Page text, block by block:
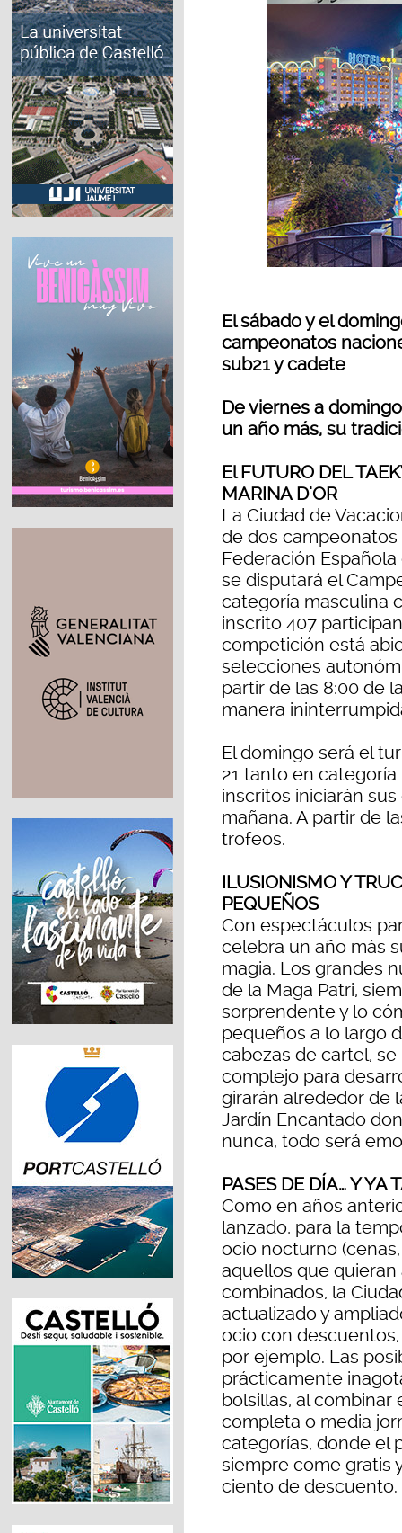
El sábado y el
campeonatos
sub21 y cadete
De viernes a
un año más, su
El FUTURO DEL
MARINA D’OR
La Ciudad de
de dos campeonatos
Federación
se disputará el
categoría masculina
inscrito 407
competición está
selecciones
partir de las 8:00 de
manera
El domingo será el
21 tanto en
inscritos iniciarán
mañana. A partir de
trofeos.
ILUSIONISMO Y
PEQUEÑOS
Con espectáculos
celebra un año más
magia. Los grandes
de la Maga Patri,
sorprendente y lo
pequeños a lo largo
cabezas de cartel,
complejo para
girarán alrededor de
Jardín Encantado
nunca, todo será
PASES DE DÍA… Y YA
Como en años
lanzado, para la
ocio nocturno
aquellos que quieran
combinados, la
actualizado y
ocio con
por ejemplo. Las
prácticamente
bolsillas, al combinar
completa o media
categorías, donde el
siempre come gratis
ciento de descuento.